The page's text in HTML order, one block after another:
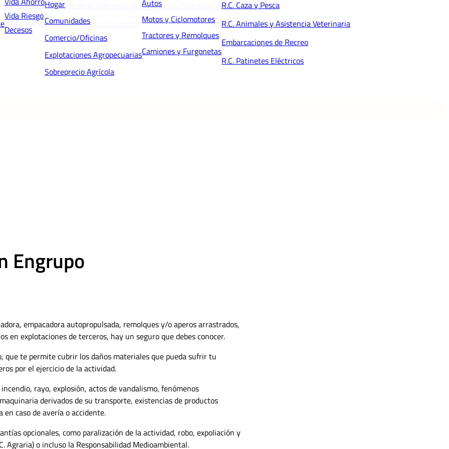
Civil Empresas
Civil Directivos
Accidentes/ Vida Convenio Colectivo
Salud Colectivo
Crédito y Caución
Responsabilidad Medioambiental
Vida Riesgo
Decesos
Hogar
Comunidades
Comercio/Oficinas
Explotaciones Agropecuarias
Sobreprecio Agrícola
Autos
Motos y Ciclomotores
Tractores y Remolques
Camiones y Furgonetas
R.C. Caza y Pesca
R.C. Animales y Asistencia Veterinaria
Embarcaciones de Recreo
R.C. Patinetes Eléctricos
Engrupo
empacadora autopropulsada, remolques y/o aperos arrastrados,
en explotaciones de terceros, hay un seguro que debes conocer.
te permite cubrir los daños materiales que pueda sufrir tu
por el ejercicio de la actividad.
rayo, explosión, actos de vandalismo, fenómenos
derivados de su transporte, existencias de productos
caso de avería o accidente.
opcionales, como paralización de la actividad, robo, expoliación y
Agraria) o incluso la Responsabilidad Medioambiental.